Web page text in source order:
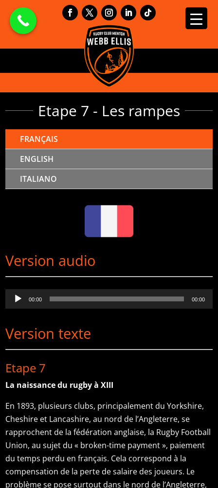
Etape 7 - Les rampes
FRANÇAIS
ENGLISH
ITALIANO
Version audio
Lecteur
audio
00:00 00:00
Version texte
Etape 7
La naissance du rugby à XIII
En 1893, plusieurs clubs, principalement du Yorkshire,
Cheshire et Lancashire, au nord de l’Angleterre, se
rapprochent de la fédération anglaise, la Rugby Football
Union, au sujet du « broken-time payment », paiement
du temps perdu en français. Cela correspond à la
compensation de la perte de salaire des joueurs. Le
problème se pose surtout dans le nord de l’Angleterre,